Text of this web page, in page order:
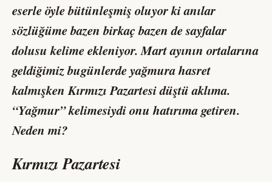
eserle öyle bütünleşmiş oluyor ki anılar
sözlüğüme bazen birkaç bazen de sayfalar
dolusu kelime ekleniyor. Mart ayının ortalarına
geldiğimiz bugünlerde yağmura hasret
kalmışkenKırmızı Pazartesidüştü aklıma.
“Yağmur” kelimesiydi onu hatırıma getiren.
Neden mi?
Kırmızı Pazartesi